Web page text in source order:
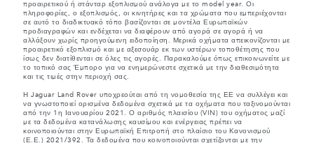
προαιρετικού ή στάνταρ εξοπλισμού ανάλογα με το model year. Οι
πληροφορίες, ο εξοπλισμός, οι κινητήρες και τα χρώματα που εμπεριέχονται
σε αυτό το διαδικτυακό τόπο βασίζονται σε μοντέλα Ευρωπαϊκών
προδιαγραφών και ενδέχεται να διαφέρουν από αγορά σε αγορά ή να
αλλάξουν χωρίς προηγούμενη ειδοποίηση. Μερικά οχήματα απεικονίζονται με
προαιρετικό εξοπλισμό και με αξεσουάρ εκ των υστέρων τοποθέτησης που
ίσως δεν διατίθενται σε όλες τις αγορές. Παρακαλούμε όπως επικοινωνείτε με
το τοπικό σας Έμπορο για να ενημερώνεστε σχετικά με την διαθεσιμότητα
και τις τιμές στην περιοχή σας.
Η Jaguar Land Rover υποχρεούται από τη νομοθεσία της ΕΕ να συλλέγει και
να γνωστοποιεί ορισμένα δεδομένα σχετικά με τα οχήματα που ταξινομούνται
από την 1η Ιανουαρίου 2021. Ο αριθμός πλαισίου (VIN) του οχήματος μαζί
με τα δεδομένα κατανάλωσης καυσίμου και ενέργειας πρέπει να
κοινοποιούνται στην Ευρωπαϊκή Επιτροπή στο πλαίσιο του Κανονισμού
(Ε.Ε.) 2021/392. Τα δεδομένα που κοινοποιούνται σχετίζονται με την